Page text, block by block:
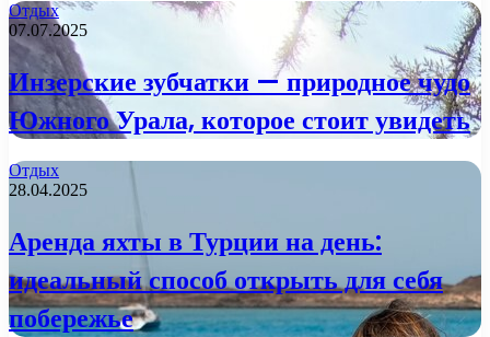
Отдых
07.07.2025
Инзерские зубчатки — природное чудо
Южного Урала, которое стоит увидеть
Отдых
28.04.2025
Аренда яхты в Турции на день:
идеальный способ открыть для себя
побережье